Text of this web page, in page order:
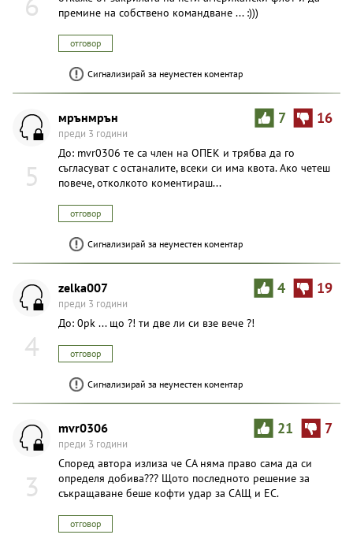
премине на собствено командване ... :)))
отговор
Сигнализирай за неуместен коментар
5
7 16
мрънмрън
преди 3 години
До: mvr0306 те са член на ОПЕК и трябва да го
съгласуват с останалите, всеки си има квота. Ако четеш
повече, отколкото коментираш...
отговор
Сигнализирай за неуместен коментар
4
4 19
zelka007
преди 3 години
До: 0pk ... що ?! ти две ли си взе вече ?!
отговор
Сигнализирай за неуместен коментар
3
21 7
mvr0306
преди 3 години
Според автора излиза че СА няма право сама да си
определя добива??? Щото последното решение за
съкращаване беше кофти удар за САЩ и ЕС.
отговор